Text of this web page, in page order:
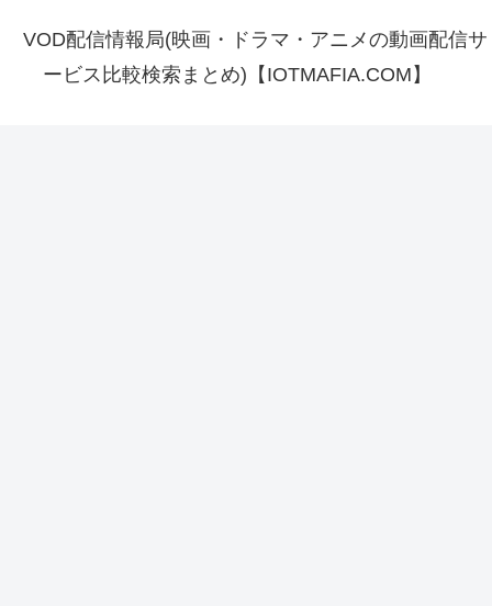
VOD配信情報局(映画・ドラマ・アニメの動画配信サ
ービス比較検索まとめ)【IOTMAFIA.COM】